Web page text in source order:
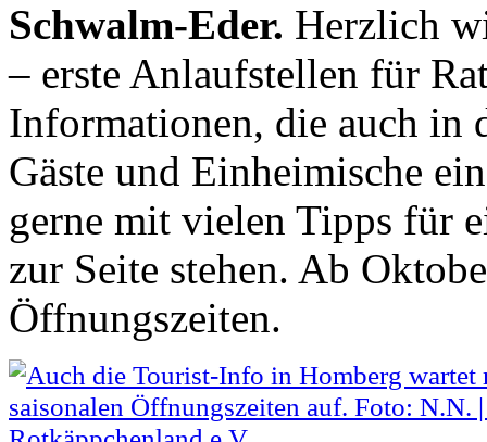
Schwalm-Eder. Herzlich
– erste Anlaufstellen für
Informationen, die auch in
Gäste und Einheimische
gerne mit vielen Tipps für
zur Seite stehen. Ab
Öffnungszeiten.